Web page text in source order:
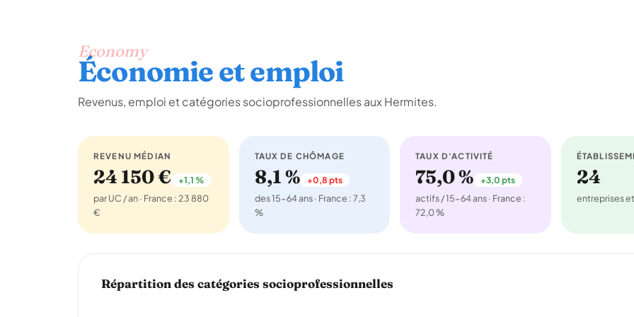
Economy
Économie et emploi
Revenus, emploi et catégories socioprofessionnelles aux Hermites.
REVENU MÉDIAN
24 150 € +1,1 %
par UC / an · France : 23 880
€
TAUX DE CHÔMAGE
8,1 % +0,8 pts
des 15-64 ans · France : 7,3
%
TAUX D'ACTIVITÉ
75,0 % +3,0 pts
actifs / 15-64 ans · France :
72,0 %
24
entreprises
Répartition des catégories socioprofessionnelles